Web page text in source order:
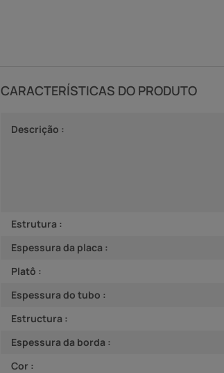
CARACTERÍSTICAS DO PRODUTO
Descrição :
Estrutura :
Espessura da placa :
Platô :
Espessura do tubo :
Estructura :
Espessura da borda :
Cor :